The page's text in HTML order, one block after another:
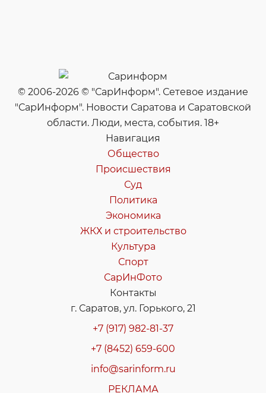
© 2006-2026 © "СарИнформ". Сетевое издание
"СарИнформ". Новости Саратова и Саратовской
области. Люди, места, события. 18+
Навигация
Общество
Происшествия
Суд
Политика
Экономика
ЖКХ и строительство
Культура
Спорт
СарИнФото
Контакты
г. Саратов, ул. Горького, 21
+7 (917) 982-81-37
+7 (8452) 659-600
info@sarinform.ru
РЕКЛАМА